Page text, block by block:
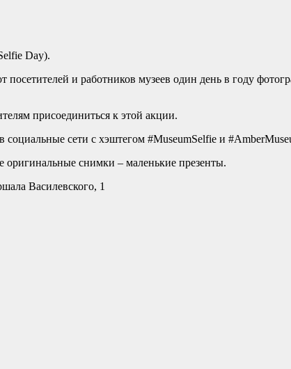
Day).
и работников музеев один день в году
присоединиться к этой акции.
сети с хэштегом #MuseumSelfie и
снимки – маленькие презенты.
Василевского, 1